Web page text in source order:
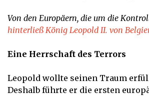
Von den Europäern, die um die
hinterließ König Leopold II. von
Eine Herrschaft des Terrors
Leopold wollte seinen Traum
Deshalb führte er die ersten